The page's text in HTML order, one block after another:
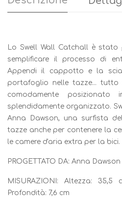
Lo Swell Wall Catchall è
semplificare il processo di
Appendi il cappotto e la
portafoglio nelle tazze...
comodamente
splendidamente organizzato.
Anna Dawson, una surfista
tazze anche per contenere la
le camere d'aria extra per la bici.
PROGETTATO DA: Anna Dawson
MISURAZIONI: Altezza: 35,5
Profondità: 7,6 cm